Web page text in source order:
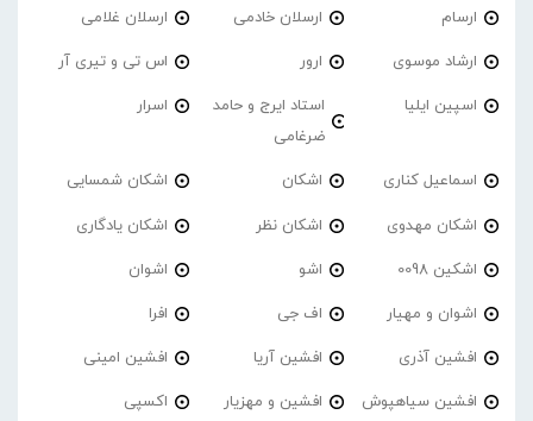
ارسام ارسلان خادمی ارسلان غلامی
ارشاد موسوی ارور اس تی و تیری آر
اسپین ایلیا
استاد ایرج و حامد
ضرغامی
اسرار
اسماعیل کناری اشکان اشکان شمسایی
اشکان مهدوی اشکان نظر اشکان یادگاری
اشکین 0098 اشو اشوان
اشوان و مهیار اف جی افرا
افشین آذری افشین آریا افشین امینی
افشین سیاهپوش افشین و مهزیار اکسپی